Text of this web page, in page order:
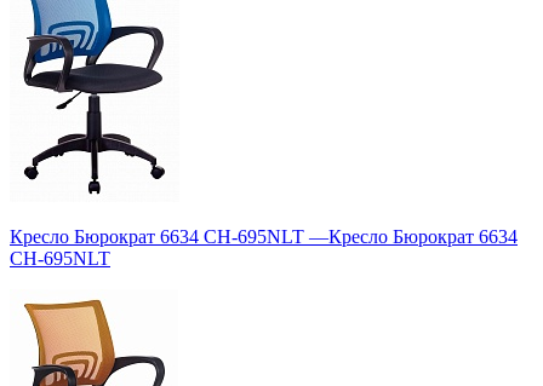
Кресло Бюрократ 6634 CH-695NLT —Кресло Бюрократ 6634
CH-695NLT